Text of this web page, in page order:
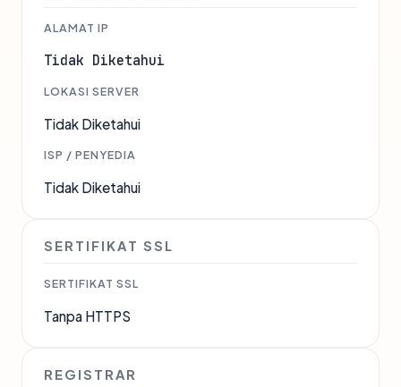
ALAMAT IP
Tidak Diketahui
LOKASI SERVER
Tidak Diketahui
ISP / PENYEDIA
Tidak Diketahui
SERTIFIKAT SSL
SERTIFIKAT SSL
Tanpa HTTPS
REGISTRAR